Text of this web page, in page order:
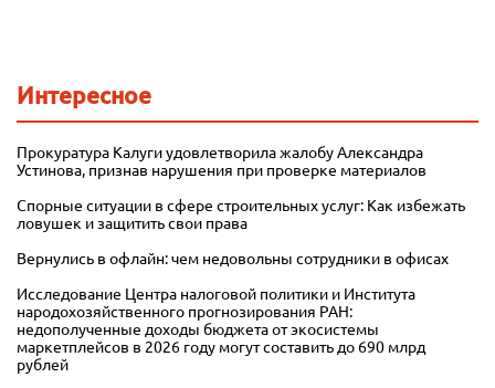
Интересное
Прокуратура Калуги удовлетворила жалобу Александра
Устинова, признав нарушения при проверке материалов
Спорные ситуации в сфере строительных услуг: Как избежать
ловушек и защитить свои права
Вернулись в офлайн: чем недовольны сотрудники в офисах
Исследование Центра налоговой политики и Института
народохозяйственного прогнозирования РАН:
недополученные доходы бюджета от экосистемы
маркетплейсов в 2026 году могут составить до 690 млрд
рублей